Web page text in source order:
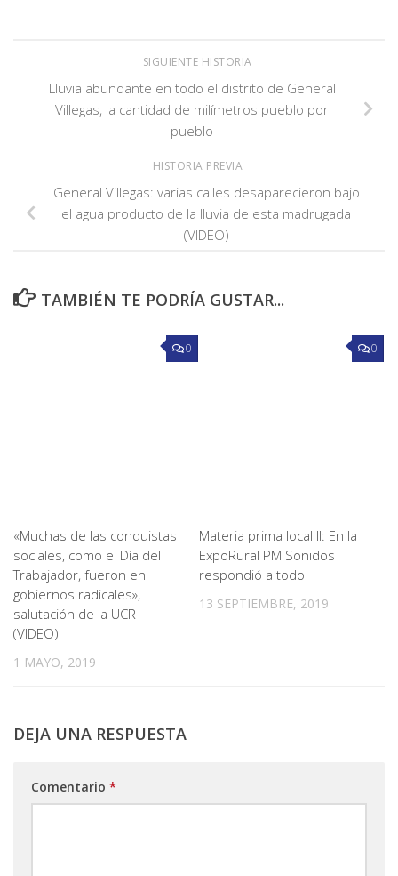
SIGUIENTE HISTORIA
Lluvia abundante en todo el distrito de General
Villegas, la cantidad de milímetros pueblo por
pueblo
HISTORIA PREVIA
General Villegas: varias calles desaparecieron bajo
el agua producto de la lluvia de esta madrugada
(VIDEO)
TAMBIÉN TE PODRÍA GUSTAR...
0
«Muchas de las conquistas
sociales, como el Día del
Trabajador, fueron en
gobiernos radicales»,
salutación de la UCR
(VIDEO)
1 MAYO, 2019
0
Materia prima local II: En la
ExpoRural PM Sonidos
respondió a todo
13 SEPTIEMBRE, 2019
DEJA UNA RESPUESTA
Comentario *